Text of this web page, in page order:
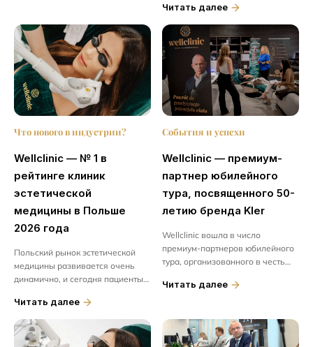
интерес со стороны СМИ....
Читать далее
Что нового в индустрии?
Wellclinic — № 1 в
рейтинге клиник
эстетической
медицины в Польше
2026 года
Польский рынок эстетической
медицины развивается очень
динамично, и сегодня пациенты
современным процедурам,
передовым регенеративным
методам лечения...
Читать далее
События и успехи
Wellclinic — премиум-
партнер юбилейного
тура, посвященного 50-
летию бренда Kler
Wellclinic вошла в число
премиум-партнеров юбилейного
тура, организованного в честь
исключительная честь и
Читать далее